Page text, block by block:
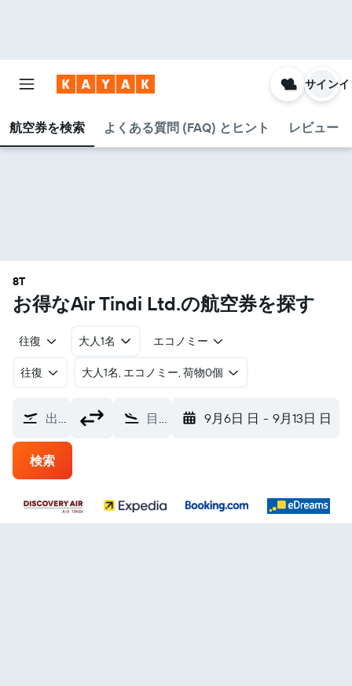
航空券を検索 よくある質問 (FAQ) とヒント レビュー
サイン
8T
お得なAir Tindi Ltd.​の航空券を探す
往復 大人1名 エコノミー
往復 ​大人1名, エコノミー, 荷物0個
出発地 目的地 9月6日 日 - 9月13日 日
検索